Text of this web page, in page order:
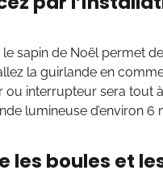
sapin de Noël permet
la guirlande en
interrupteur sera tout
lumineuse d’environ
les boules et